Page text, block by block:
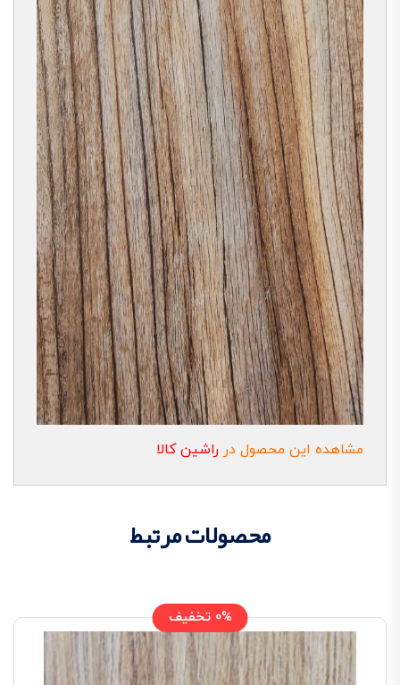
مشاهده این محصول در راشین کالا
محصولات مرتبط
0% تخفیف